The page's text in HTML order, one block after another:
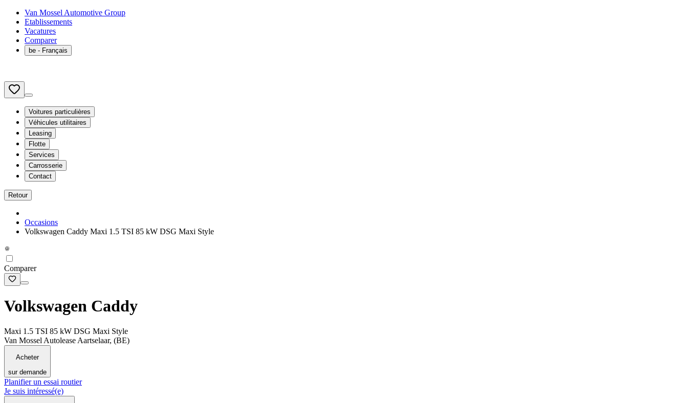
Van Mossel Automotive Group
Etablissements
Vacatures
Comparer
be - Français
Voitures particulières
Véhicules utilitaires
Leasing
Flotte
Services
Carrosserie
Contact
Retour
Occasions
Volkswagen Caddy Maxi 1.5 TSI 85 kW DSG Maxi Style
Comparer
Volkswagen Caddy
Maxi 1.5 TSI 85 kW DSG Maxi Style
Van Mossel Autolease Aartselaar, (BE)
Acheter
sur demande
Planifier un essai routier
Je suis intéressé(e)